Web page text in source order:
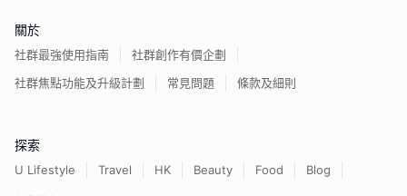
關於
社群最強使用指南
社群創作有價企劃
社群焦點功能及升級計劃
常見問題 條款及細則
探索
U Lifestyle Travel HK Beauty Food
Blog